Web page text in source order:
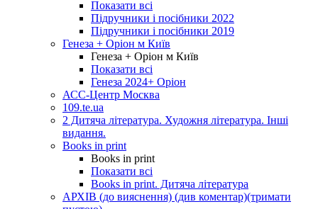
Показати всі
Підручники і посібники 2022
Підручники і посібники 2019
Генеза + Оріон м Київ
Генеза + Оріон м Київ
Показати всі
Генеза 2024+ Оріон
АСС-Центр Москва
109.te.ua
2 Дитяча література. Художня література. Інші
видання.
Books in print
Books in print
Показати всі
Books in print. Дитяча література
АРХІВ (до вияснення) (див коментар)(тримати